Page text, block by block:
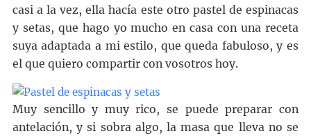
casi a la vez, ella hacía este otro pastel de espinacas
y setas, que hago yo mucho en casa con una receta
suya adaptada a mi estilo, que queda fabuloso, y es
el que quiero compartir con vosotros hoy.
Muy sencillo y muy rico, se puede preparar con
antelación, y si sobra algo, la masa que lleva no se